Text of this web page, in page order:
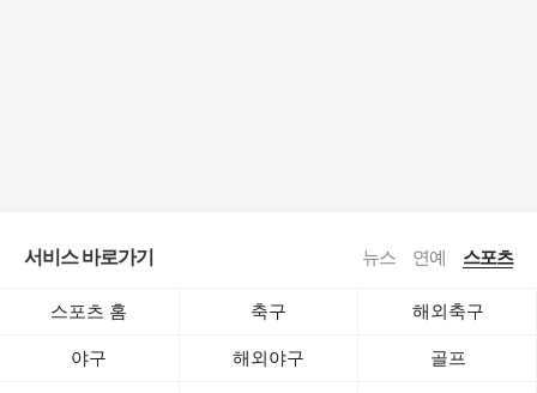
서비스 바로가기 뉴스 연예 스포츠
스포츠 홈 축구 해외축구
야구 해외야구 골프